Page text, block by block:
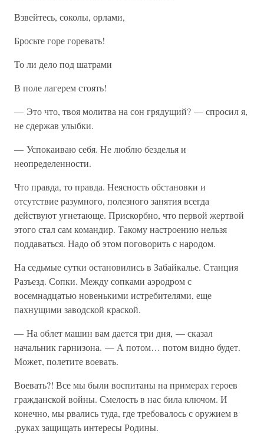
Взвейтесь, соколы, орлами,
Бросьте горе горевать!
То ли дело под шатрами
В поле лагерем стоять!
— Это что, твоя молитва на сон грядущий? — спросил я,
не сдержав улыбки.
— Успокаиваю себя. Не люблю безделья и
неопределенности.
Что правда, то правда. Неясность обстановки и
отсутствие разумного, полезного занятия всегда
действуют угнетающе. Прискорбно, что первой жертвой
этого стал сам командир. Такому настроению нельзя
поддаваться. Надо об этом поговорить с народом.
На седьмые сутки остановились в Забайкалье. Станция
Разъезд. Сопки. Между сопками аэродром с
восемнадцатью новенькими истребителями, еще
пахнущими заводской краской.
— На облет машин вам дается три дня, — сказал
начальник гарнизона. — А потом… потом видно будет.
Может, полетите воевать.
Воевать?! Все мы были воспитаны на примерах героев
гражданской войны. Смелость в нас била ключом. И
конечно, мы рвались туда, где требовалось с оружием в
.руках защищать интересы Родины.